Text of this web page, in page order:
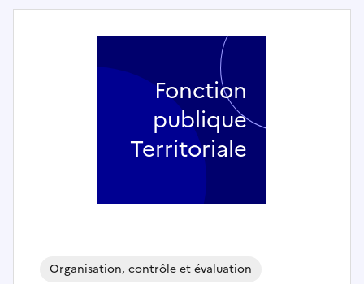
Organisation, contrôle et évaluation
Fonction
publique
Territoriale